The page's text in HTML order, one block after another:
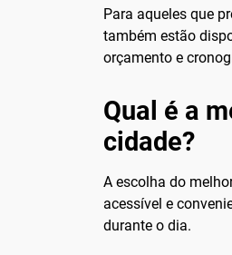
Para aqueles que
também estão
orçamento e
Qual é a
cidade?
A escolha do
acessível e
durante o dia.